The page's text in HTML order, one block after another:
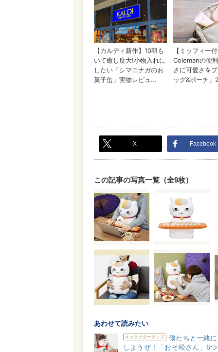
X Facebook
この記事の写真一覧（全9枚）
あわせて読みたい
キャラクターグッズ
僕たちと一緒
しようぜ！「おそ松さん」6